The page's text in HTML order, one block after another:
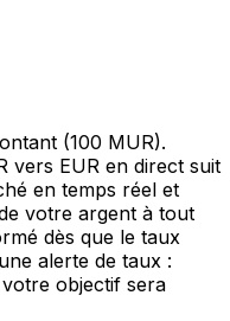
(100 MUR).
vers EUR en direct suit
en temps réel et
votre argent à tout
dès que le taux
alerte de taux :
objectif sera